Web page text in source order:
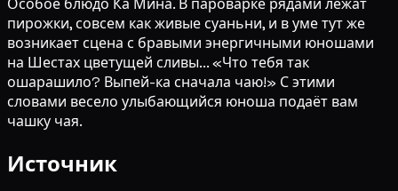
Особое блюдо Ка Мина. В пароварке рядами лежат
пирожки, совсем как живые суаньни, и в уме тут же
возникает сцена с бравыми энергичными юношами
на Шестах цветущей сливы... «Что тебя так
ошарашило? Выпей-ка сначала чаю!» С этими
словами весело улыбающийся юноша подаёт вам
чашку чая.
Источник